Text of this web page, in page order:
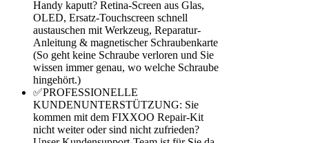
Handy kaputt? Retina-Screen aus Glas,
OLED, Ersatz-Touchscreen schnell
austauschen mit Werkzeug, Reparatur-
Anleitung & magnetischer Schraubenkarte
(So geht keine Schraube verloren und Sie
wissen immer genau, wo welche Schraube
hingehört.)
✅PROFESSIONELLE
KUNDENUNTERSTÜTZUNG: Sie
kommen mit dem FIXXOO Repair-Kit
nicht weiter oder sind nicht zufrieden?